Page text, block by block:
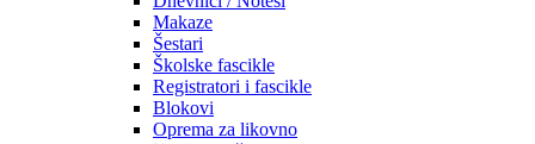
Makaze
Šestari
Školske fascikle
Registratori i fascikle
Blokovi
Oprema za likovno